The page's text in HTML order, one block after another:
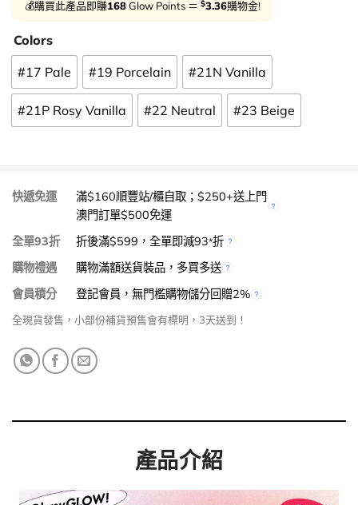
💰購買此產品即賺168Glow Points ＝ $3.36購物金!
Colors
#17 Pale #19 Porcelain #21N Vanilla
#21P Rosy Vanilla #22 Neutral #23 Beige
快遞免運
滿$160順豐站/櫃自取；$250+送上門
澳門訂單$500免運
全單93折
折後滿$599，全單即減93*折
購物禮遇
購物滿額送貨裝品，多買多送
會員積分
登記會員，無門檻購物儲分回贈2%
全現貨發售，小部份補貨預售會有標明，3天送到！
產品介紹